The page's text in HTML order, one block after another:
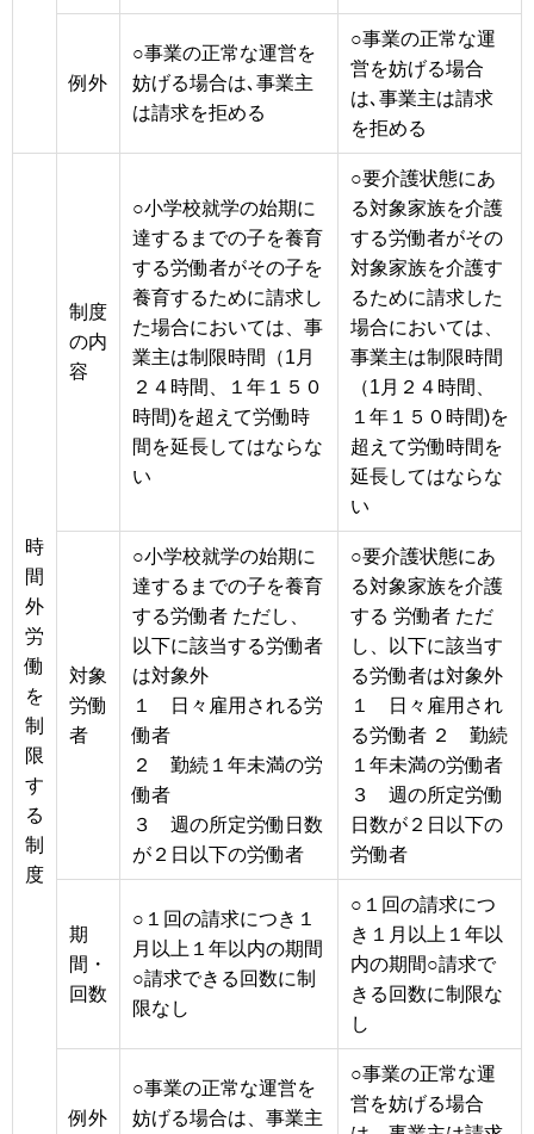
例外
○事業の正常な運営を
妨げる場合は､事業主
は請求を拒める
○事業の正常な運
営を妨げる場合
は､事業主は請求
を拒める
時
間
外
労
働
を
制
限
す
る
制
度
制度
の内
容
○小学校就学の始期に
達するまでの子を養育
する労働者がその子を
養育するために請求し
た場合においては、事
業主は制限時間（1月
２４時間、１年１５０
時間)を超えて労働時
間を延長してはならな
い
○要介護状態にあ
る対象家族を介護
する労働者がその
対象家族を介護す
るために請求した
場合においては、
事業主は制限時間
（1月２４時間、
１年１５０時間)を
超えて労働時間を
延長してはならな
い
対象
労働
者
○小学校就学の始期に
達するまでの子を養育
する労働者 ただし、
以下に該当する労働者
は対象外
１ 日々雇用される労
働者
２ 勤続１年未満の労
働者
３ 週の所定労働日数
が２日以下の労働者
○要介護状態にあ
る対象家族を介護
する 労働者 ただ
し、以下に該当す
る労働者は対象外
１ 日々雇用され
る労働者 ２ 勤続
１年未満の労働者
３ 週の所定労働
日数が２日以下の
労働者
期
間・
回数
○１回の請求につき１
月以上１年以内の期間
○請求できる回数に制
限なし
○１回の請求につ
き１月以上１年以
内の期間○請求で
きる回数に制限な
し
例外
○事業の正常な運営を
妨げる場合は、事業主
○事業の正常な運
営を妨げる場合